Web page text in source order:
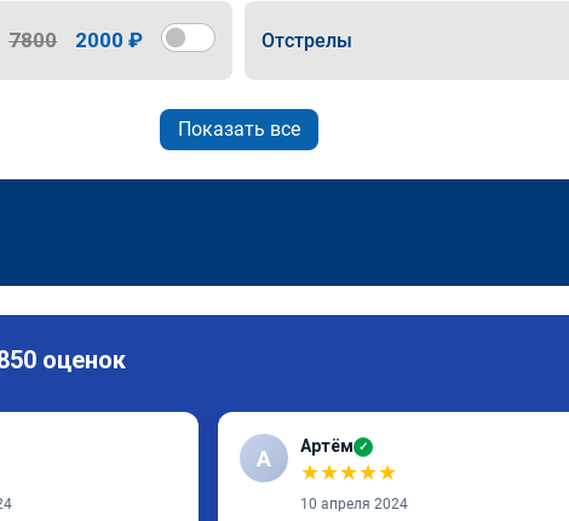
7800 2000 ₽ Отстрелы
Показать все
оценок
А Артём ✓
★★★★★
10 апреля 2024